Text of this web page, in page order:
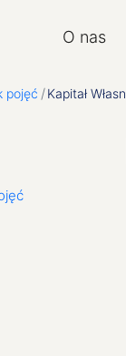
O nas
pojęć Kapitał
O Nas